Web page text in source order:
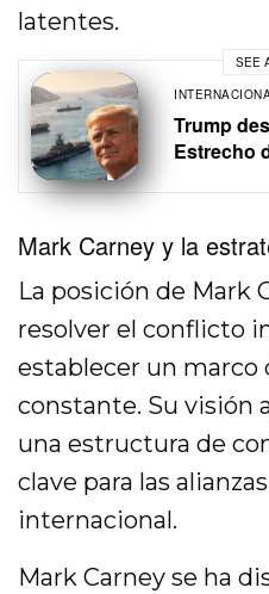
latentes.
SEE
Trump
Estrecho
Mark Carney y la
La posición de Mark
resolver el conflicto
establecer un marco
constante. Su visión
una estructura de
clave para las
internacional.
Mark Carney se ha